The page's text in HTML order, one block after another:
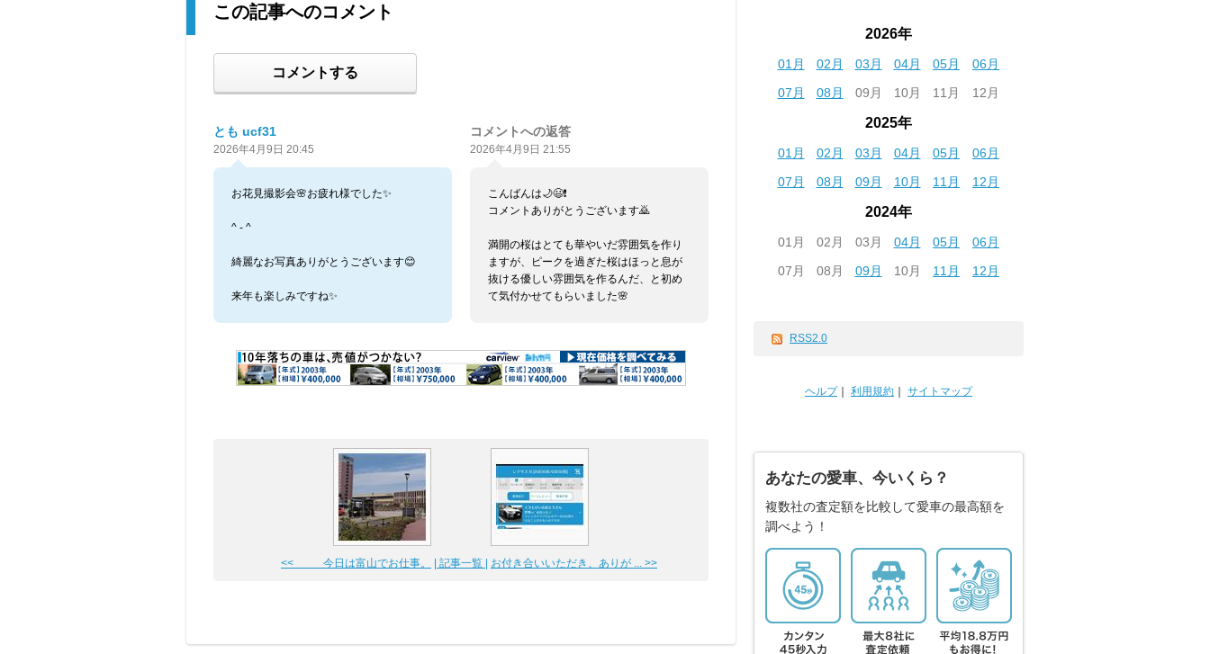
この記事へのコメント
コメントする
とも ucf31
2026年4月9日 20:45
お花見撮影会🌸お疲れ様でした✨
^ - ^
綺麗なお写真ありがとうございます😊
来年も楽しみですね✨
コメントへの返答
2026年4月9日 21:55
こんばんは🌙😃❗
コメントありがとうございます🙇
満開の桜はとても華やいだ雰囲気を作り
ますが、ピークを過ぎた桜はほっと息が
抜ける優しい雰囲気を作るんだ、と初め
て気付かせてもらいました🌸
<< 今日は富山でお仕事。 | 記事一覧 | お付き合いいただき、ありが ... >>
2026年
01月 02月 03月 04月 05月
06月
07月
08月 09月 10月 11月 12月
2025年
01月 02月 03月 04月 05月
06月
07月
08月 09月 10月 11月 12月
2024年
01月 02月 03月 04月 05月
06月
07月
08月 09月 10月 11月 12月
RSS2.0
ヘルプ｜ 利用規約 サイトマップ
あなたの愛車、今いくら？
複数社の査定額を比較して愛車の最高額を
調べよう！